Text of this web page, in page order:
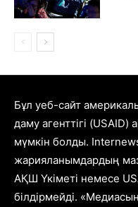
Бұл уеб-сайт
даму агенттігі
мүмкін болды.
жарияланымдардың
АҚШ Үкіметі немесе
білдірмейді.